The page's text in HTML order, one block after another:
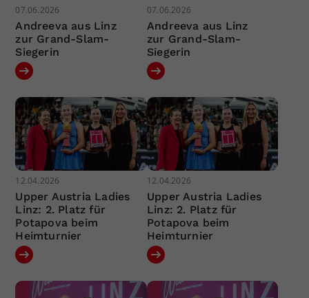
07.06.2026
Andreeva aus Linz
zur Grand-Slam-
Siegerin
07.06.2026
Andreeva aus Linz
zur Grand-Slam-
Siegerin
12.04.2026
Upper Austria Ladies
Linz: 2. Platz für
Potapova beim
Heimturnier
12.04.2026
Upper Austria Ladies
Linz: 2. Platz für
Potapova beim
Heimturnier